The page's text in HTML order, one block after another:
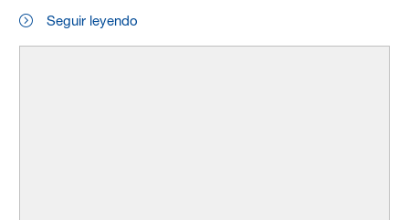
Seguir leyendo